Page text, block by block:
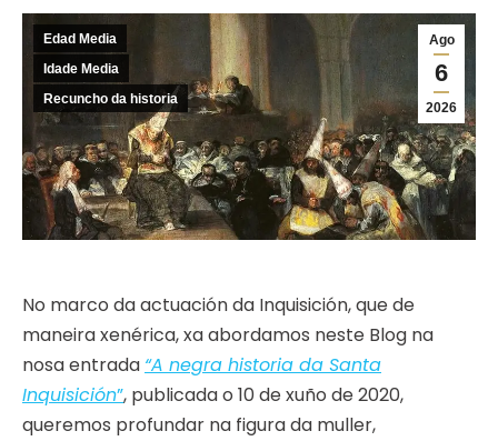
Ago
6
2026
Edad Media
Idade Media
Recuncho da historia
No marco da actuación da Inquisición, que de
maneira xenérica, xa abordamos neste Blog na
nosa entrada “A negra historia da Santa
Inquisición”, publicada o 10 de xuño de 2020,
queremos profundar na figura da muller,